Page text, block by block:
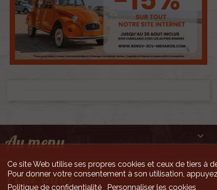
Au menu 
Pour infos 
Ce site Web utilise ses propres cookies et ceux de tiers à
Pour donner votre consentement à son utilisation,
Politique de confidentialité
Personnaliser les cookies